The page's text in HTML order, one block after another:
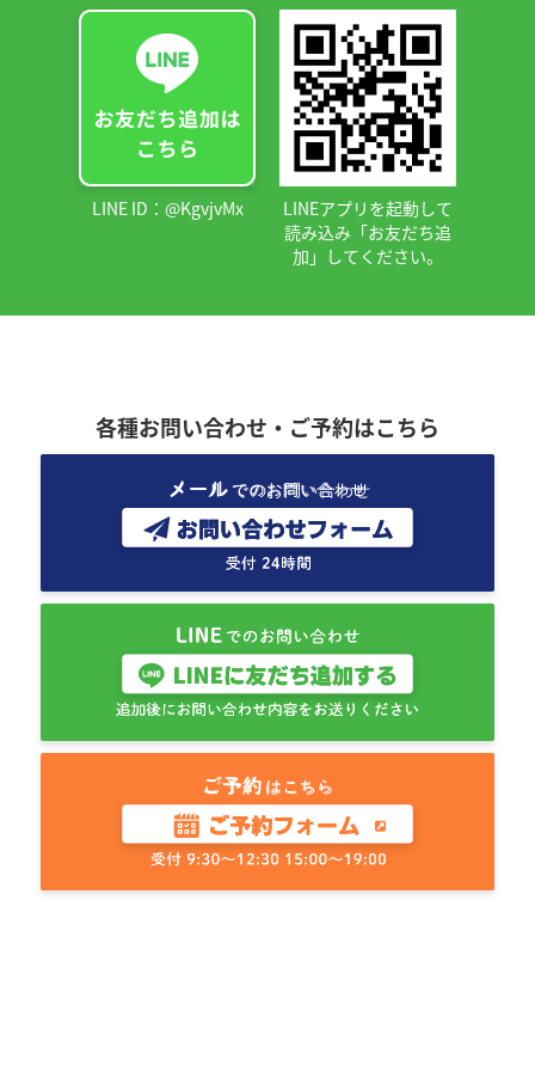
LINE ID：@KgvjvMx
LINEアプリを起動して
読み込み「お友だち追
加」してください。
各種お問い合わせ・ご予約はこちら